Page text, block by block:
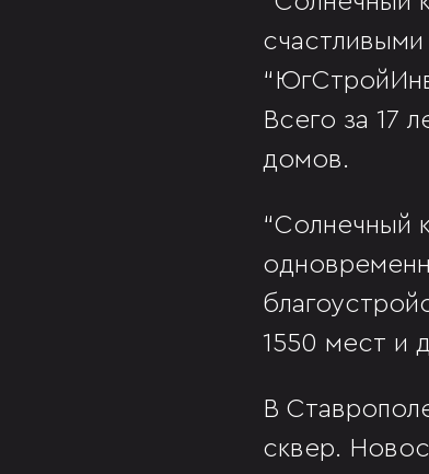
Всего за 17
домов.
“Солнечный
1550 мест и
В
сквер.